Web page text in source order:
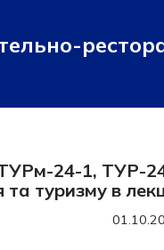
ТУРм-24-1, ТУР-
та туризму в